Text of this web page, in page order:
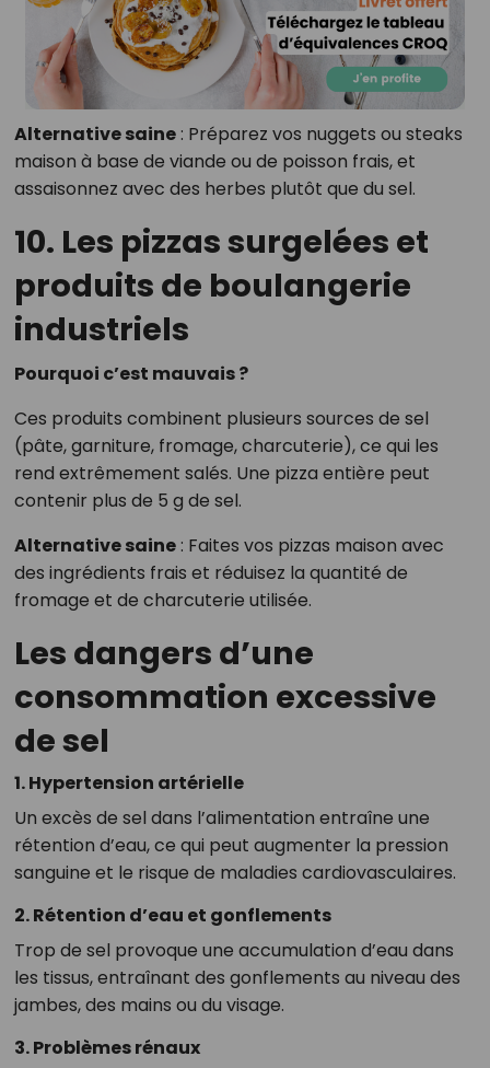
Alternative saine: Préparez vos nuggets ou steaks
maison à base de viande ou de poisson frais, et
assaisonnez avec des herbes plutôt que du sel.
10. Les pizzas surgelées et
produits de boulangerie
industriels
Pourquoi c’est mauvais ?
Ces produits combinent plusieurs sources de sel
(pâte, garniture, fromage, charcuterie), ce qui les
rend extrêmement salés. Une pizza entière peut
contenir plus de 5 g de sel.
Alternative saine: Faites vos pizzas maison avec
des ingrédients frais et réduisez la quantité de
fromage et de charcuterie utilisée.
Les dangers d’une
consommation excessive
de sel
1. Hypertension artérielle
Un excès de sel dans l’alimentation entraîne une
rétention d’eau, ce qui peut augmenter la pression
sanguine et le risque de maladies cardiovasculaires.
2. Rétention d’eau et gonflements
Trop de sel provoque une accumulation d’eau dans
les tissus, entraînant des gonflements au niveau des
jambes, des mains ou du visage.
3. Problèmes rénaux